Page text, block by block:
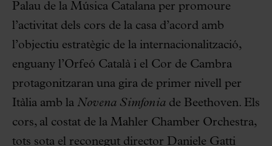
Palau de la Música Catalana per promoure
l’activitat dels cors de la casa d’acord amb
l’objectiu estratègic de la internacionalització,
enguany l’Orfeó Català i el Cor de Cambra
protagonitzaran una gira de primer nivell per
Itàlia amb la Novena Simfonia de Beethoven. Els
cors, al costat de la Mahler Chamber Orchestra,
tots sota el reconegut director Daniele Gatti